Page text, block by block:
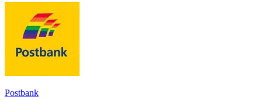
Postbank